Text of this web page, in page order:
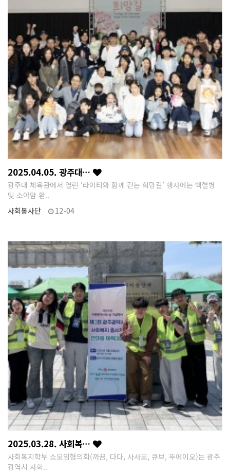
2025.04.05. 광주대…
광주대 체육관에서 열린 ‘라이티와 함께 걷는 희망길’ 행사에는 백혈병
및 소아암 환..
사회봉사단
12-04
2025.03.28. 사회복…
사회복지학부 소모임협의회(까끔, 다다, 사사모, 큐브, 뚜에이오)는 광주
광역시 사회..